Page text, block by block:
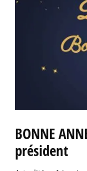
BONNE
président